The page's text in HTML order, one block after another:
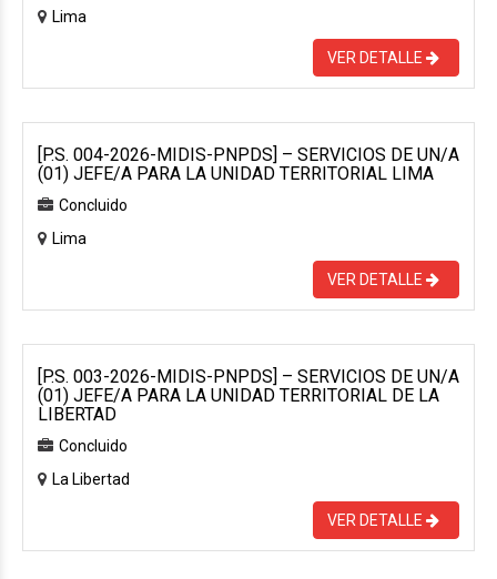
Lima
VER DETALLE
[P.S. 004-2026-MIDIS-PNPDS] – SERVICIOS DE UN/A
(01) JEFE/A PARA LA UNIDAD TERRITORIAL LIMA
Concluido
Lima
VER DETALLE
[P.S. 003-2026-MIDIS-PNPDS] – SERVICIOS DE UN/A
(01) JEFE/A PARA LA UNIDAD TERRITORIAL DE LA
LIBERTAD
Concluido
La Libertad
VER DETALLE